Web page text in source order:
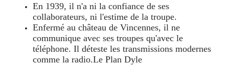
En 1939, il n'a ni la confiance de ses
collaborateurs, ni l'estime de la troupe.
Enfermé au château de Vincennes, il ne
communique avec ses troupes qu'avec le
téléphone. Il déteste les transmissions modernes
comme la radio.Le Plan Dyle